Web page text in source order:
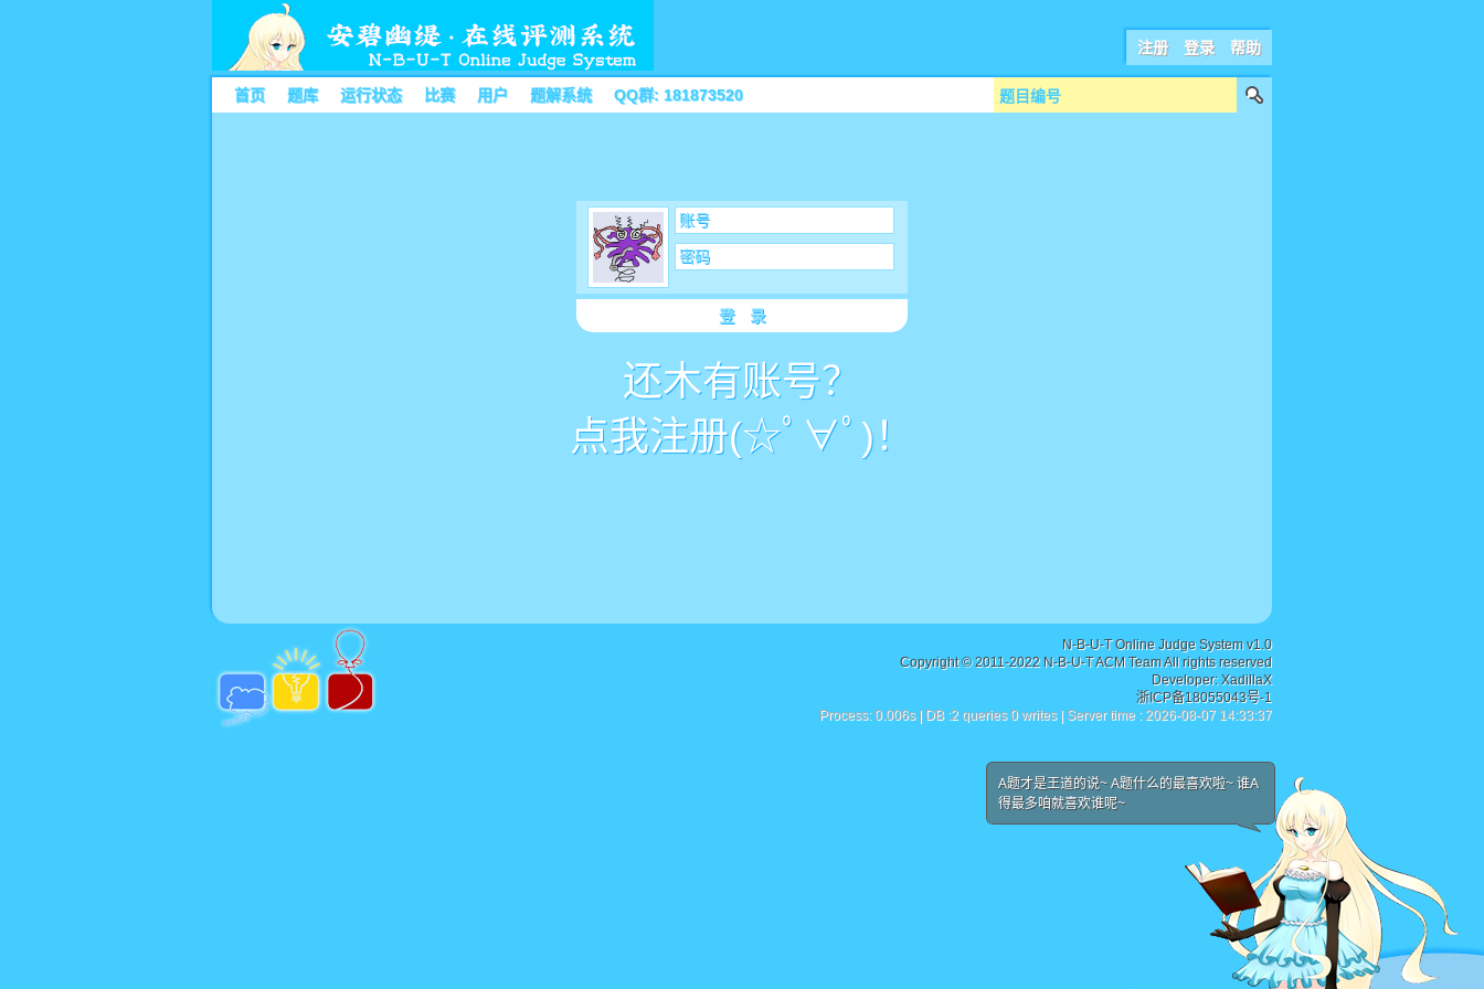
注册 登录 帮助
首页 题库 运行状态 比赛 用户 题解系统 QQ群: 181873520
账号
密码
登 录
还木有账号？
点我注册(☆ﾟ∀ﾟ)！
N-B-U-T Online Judge System v1.0
Copyright © 2011-2022 N-B-U-T ACM Team All rights reserved
Developer:XadillaX
浙ICP备18055043号-1
Process: 0.006s | DB :2 queries 0 writes | Server time : 2026-08-07 14:33:37
A题才是王道的说~ A题什么的最喜欢啦~ 谁A
得最多咱就喜欢谁呢~